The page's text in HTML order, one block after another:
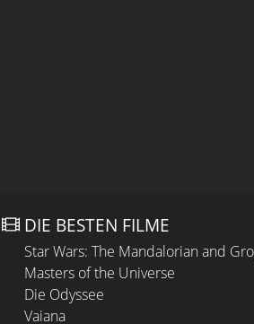
DIE BESTEN FILME
Star Wars: The Mandalorian and
Masters of the Universe
Die Odyssee
Vaiana